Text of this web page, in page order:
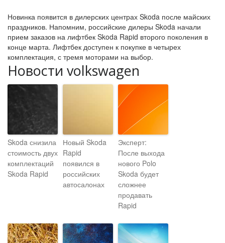
Новинка появится в дилерских центрах Skoda после майских
праздников. Напомним, российские дилеры Skoda начали
прием заказов на лифтбек Skoda Rapid второго поколения в
конце марта. Лифтбек доступен к покупке в четырех
комплектация, с тремя моторами на выбор.
Новости volkswagen
Skoda снизила
стоимость двух
комплектаций
Skoda Rapid
Новый Skoda
Rapid
появился в
российских
автосалонах
Эксперт:
После выхода
нового Polo
Skoda будет
сложнее
продавать
Rapid